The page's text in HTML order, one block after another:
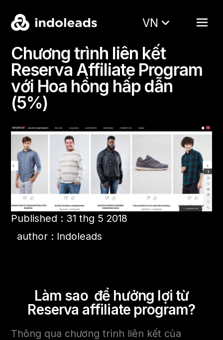
VN
Chương trình liên kết
Reserva Affiliate Program
với Hoa hồng hấp dẫn
(5%)
Published : 31 thg 5 2018
author : Indoleads
Làm sao để hưởng lợi từ
Reserva affiliate program?
Thông qua chương trình liên kết của